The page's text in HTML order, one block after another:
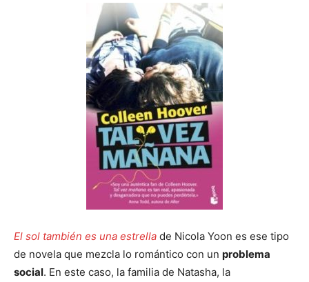
El sol también es una estrella de Nicola Yoon es ese tipo
de novela que mezcla lo romántico con un problema
social. En este caso, la familia de Natasha, la